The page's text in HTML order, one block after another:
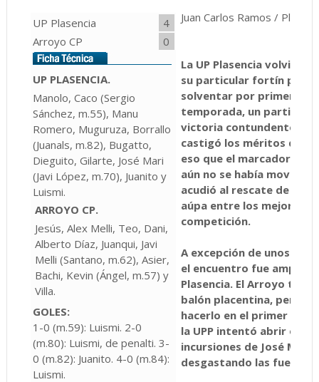
UP Plasencia
4
Arroyo CP
0
UP PLASENCIA.
Manolo, Caco (Sergio
Sánchez, m.55), Manu
Romero, Muguruza, Borrallo
(Juanals, m.82), Bugatto,
Dieguito, Gilarte, José Mari
(Javi López, m.70), Juanito y
Luismi.
ARROYO CP.
Jesús, Alex Melli, Teo, Dani,
Alberto Díaz, Juanqui, Javi
Melli (Santano, m.62), Asier,
Bachi, Kevin (Ángel, m.57) y
Villa.
GOLES:
1-0 (m.59): Luismi. 2-0
(m.80): Luismi, de penalti. 3-
0 (m.82): Juanito. 4-0 (m.84):
Luismi.
Juan Carlos Ramos /
La UP Plasencia volvió a
su particular fortín para
solventar por primera
temporada, un partido
victoria contundente y
castigó los méritos de
eso que el marcador en
aún no se había movido.
acudió al rescate de la
aúpa entre los mejores
competición.
A excepción de unos
el encuentro fue
Plasencia. El Arroyo
balón placentina, pero
hacerlo en el primer
la UPP intentó abrir el
incursiones de José Mari
desgastando las fuerzas